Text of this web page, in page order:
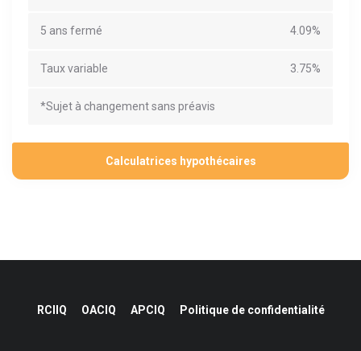
5 ans fermé 4.09%
Taux variable 3.75%
*Sujet à changement sans préavis
Calculatrices hypothécaires
RCIIQ OACIQ APCIQ Politique de confidentialité